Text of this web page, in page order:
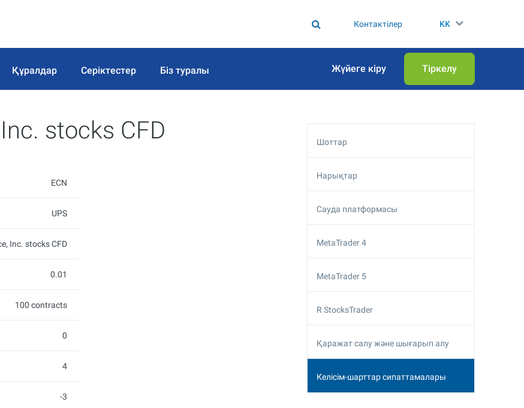
Контактілер KK
Құралдар Серіктестер Біз туралы Жүйеге кіру Тіркелу
stocks CFD
ECN
UPS
Inc. stocks CFD
0.01
100 contracts
0
4
-3
Шоттар
Нарықтар
Сауда платформасы
MetaTrader 4
MetaTrader 5
R StocksTrader
Қаражат салу және шығарып алу
Келісім-шарттар сипаттамалары